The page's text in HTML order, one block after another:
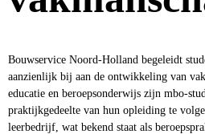
Bouwservice Noord-Holland begeleidt
aanzienlijk bij aan de ontwikkeling van
educatie en beroepsonderwijs zijn mbo-
praktijkgedeelte van hun opleiding te
leerbedrijf, wat bekend staat als